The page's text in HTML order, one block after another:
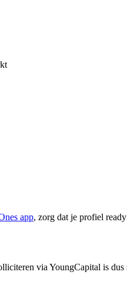
app, zorg dat je profiel
via YoungCapital is dus